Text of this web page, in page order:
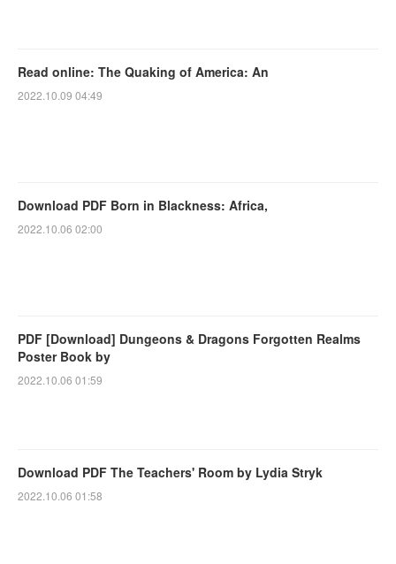
Read online: The Quaking of America: An
2022.10.09 04:49
Download PDF Born in Blackness: Africa,
2022.10.06 02:00
PDF [Download] Dungeons & Dragons Forgotten Realms
Poster Book by
2022.10.06 01:59
Download PDF The Teachers' Room by Lydia Stryk
2022.10.06 01:58